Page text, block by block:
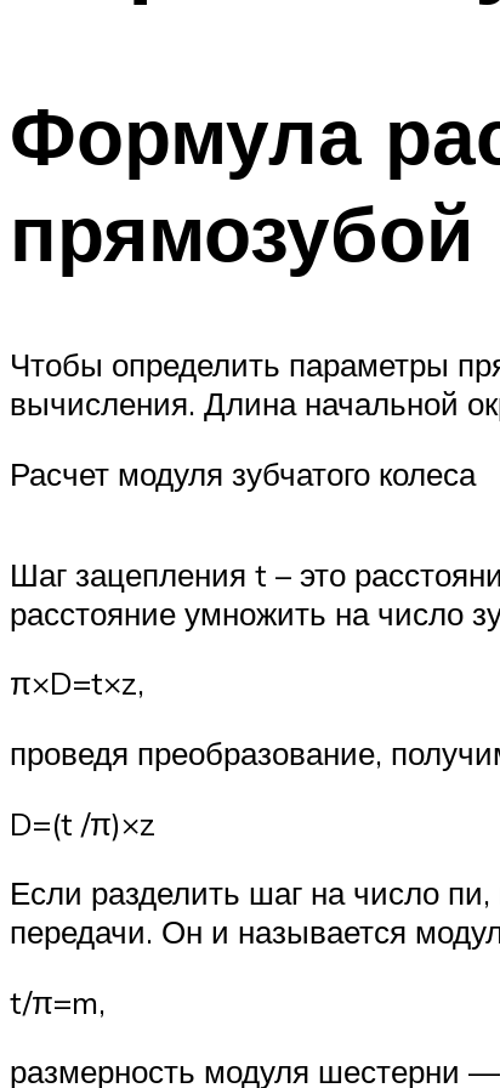
Формула
прямозубой
Чтобы определить параметры
вычисления. Длина начальной
Расчет модуля зубчатого колеса
Шаг зацепления t – это
расстояние умножить на число
π×D=t×z,
проведя преобразование,
D=(t /π)×z
Если разделить шаг на число
передачи. Он и называется
t/π=m,
размерность модуля шестерни